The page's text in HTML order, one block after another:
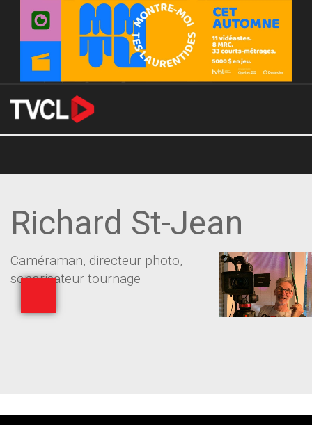
Richard St-Jean
Caméraman, directeur photo,
sonorisateur tournage